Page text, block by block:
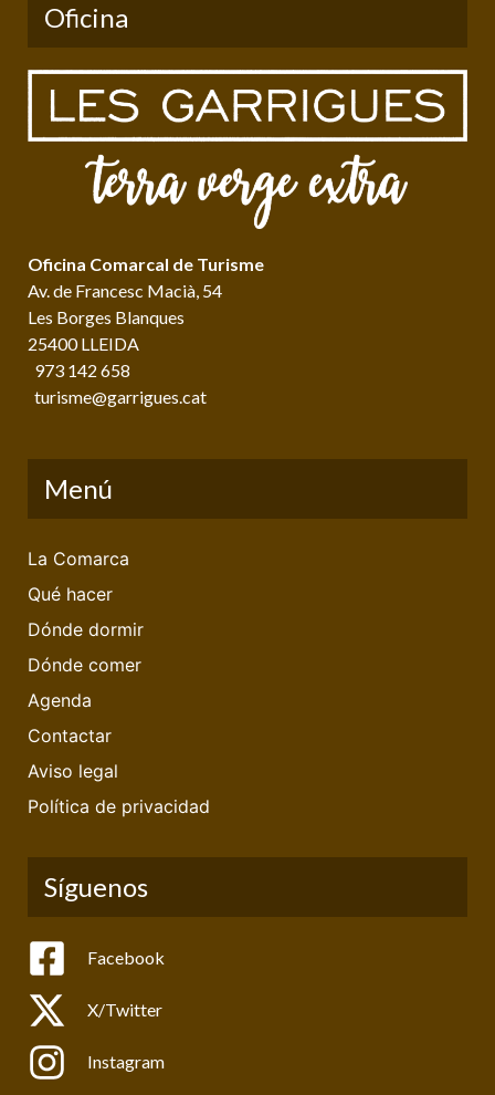
Oficina
Oficina Comarcal de Turisme
Av. de Francesc Macià, 54
Les Borges Blanques
25400 LLEIDA
973 142 658
turisme@garrigues.cat
Menú
La Comarca
Qué hacer
Dónde dormir
Dónde comer
Agenda
Contactar
Aviso legal
Política de privacidad
Síguenos
Facebook
X/Twitter
Instagram